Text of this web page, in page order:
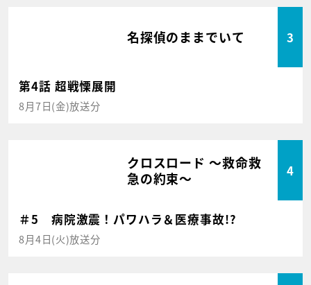
名探偵のままでいて 3
第4話 超戦慄展開
8月7日(金)放送分
クロスロード ～救命救
急の約束～
4
＃5 病院激震！パワハラ＆医療事故!?
8月4日(火)放送分